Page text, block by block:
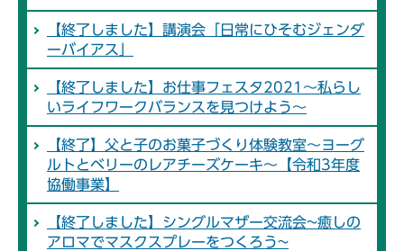
【終了しました】講演会「日常にひそむジェンダ
ーバイアス」
【終了しました】お仕事フェスタ2021～私らし
いライフワークバランスを見つけよう～
【終了】父と子のお菓子づくり体験教室～ヨーグ
ルトとベリーのレアチーズケーキ～【令和3年度
協働事業】
【終了しました】シングルマザー交流会~癒しの
アロマでマスクスプレーをつくろう~